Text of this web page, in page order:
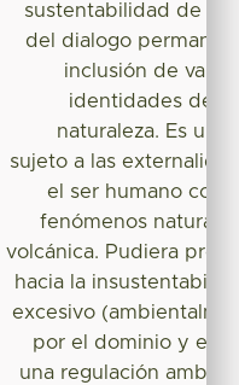
sustentabilidad de la
del dialogo
inclusión de
identidades de
naturaleza. Es un
sujeto a las
el ser humano
fenómenos
volcánica. Pudiera
hacia la
excesivo
por el dominio y
una regulación